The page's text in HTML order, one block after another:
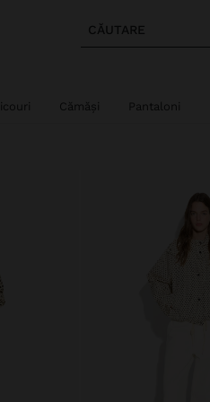
CĂUTARE
Cămăși Pantaloni